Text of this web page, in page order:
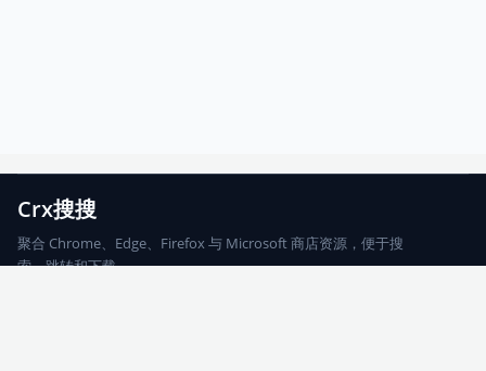
Crx搜搜
聚合 Chrome、Edge、Firefox 与 Microsoft 商店资源，便于搜
索、跳转和下载。